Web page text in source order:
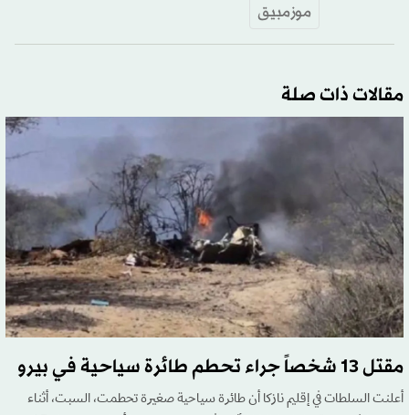
موزمبيق
مقالات ذات صلة
مقتل 13 شخصاً جراء تحطم طائرة سياحية في بيرو
أعلنت السلطات في إقليم نازكا أن طائرة سياحية صغيرة تحطمت، السبت، أثناء